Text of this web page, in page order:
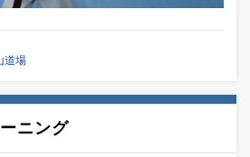
道場
ニング